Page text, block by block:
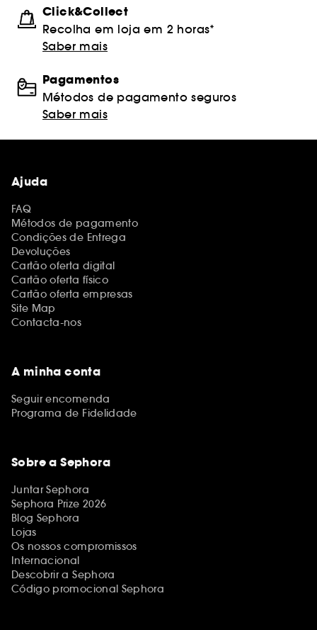
Click&Collect
Recolha em loja em 2 horas*
Saber mais
Pagamentos
Métodos de pagamento seguros
Saber mais
Ajuda
FAQ
Métodos de pagamento
Condições de Entrega
Devoluções
Cartão oferta digital
Cartão oferta físico
Cartão oferta empresas
Site Map
Contacta-nos
A minha conta
Seguir encomenda
Programa de Fidelidade
Sobre a Sephora
Juntar Sephora
Sephora Prize 2026
Blog Sephora
Lojas
Os nossos compromissos
Internacional
Descobrir a Sephora
Código promocional Sephora